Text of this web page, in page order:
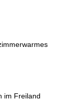
im Freiland